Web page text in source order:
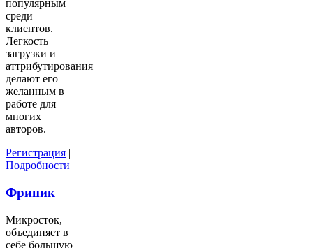
популярным
среди
клиентов.
Легкость
загрузки и
аттрибутирования
делают его
желанным в
работе для
многих
авторов.
Регистрация |
Подробности
Фрипик
Микросток,
объединяет в
себе большую